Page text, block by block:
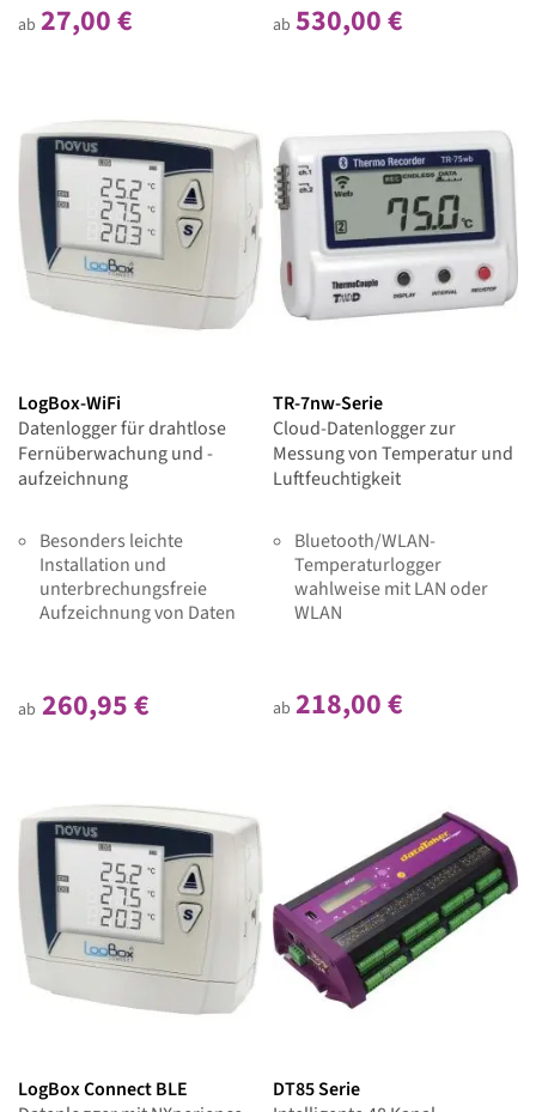
ab 27,00 € ab 530,00 €
LogBox-WiFi
Datenlogger für drahtlose
Fernüberwachung und -
aufzeichnung
Besonders leichte
Installation und
unterbrechungsfreie
Aufzeichnung von Daten
ab 260,95 €
TR-7nw-Serie
Cloud-Datenlogger zur
Messung von Temperatur und
Luftfeuchtigkeit
Bluetooth/WLAN-
Temperaturlogger
wahlweise mit LAN oder
WLAN
ab 218,00 €
LogBox Connect BLE
DT85 Serie